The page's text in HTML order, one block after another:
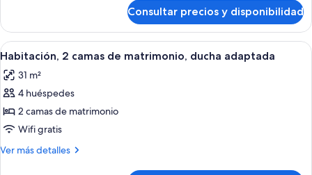
(Graduate)
varias
camas
(Graduate)
Consultar precios y disponibilidad
Abrir
todas
las
fotos
de
Habitación,
2
Ropa de cama de alta calidad y
8
Habitación, 2 camas de matrimonio, ducha adaptada
31 m²
4 huéspedes
2 camas de matrimonio
Wifi gratis
Ver más detalles
Más